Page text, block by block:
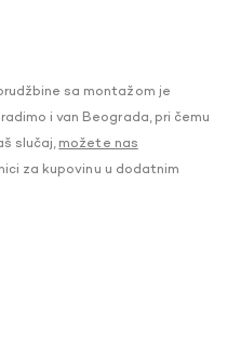
sa montažom je
i van Beograda, pri čemu
slučaj, možete nas
za kupovinu u dodatnim